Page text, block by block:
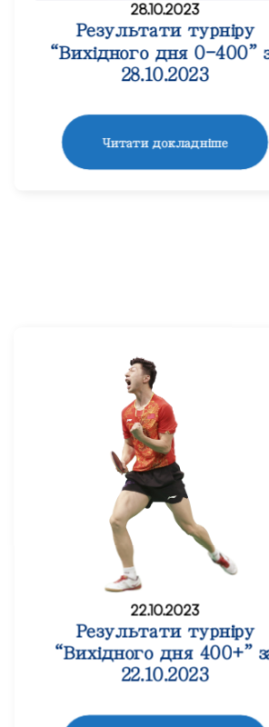
28.10.2023
Результати турніру
“Вихідного дня 0-400”
28.10.2023
Читати докладніше
22.10.2023
Результати турніру
“Вихідного дня 400+”
22.10.2023